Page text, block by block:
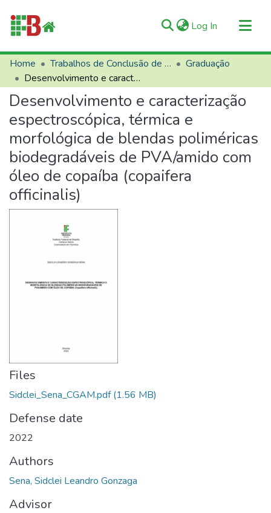
Log In (current)
Communities & Collections
All of RIIFB
Manuals and Terms
Statistics
About RIIFB
Help
Contacts
Home Trabalhos de Conclusão de Curso (TCCs)
Graduação
Desenvolvimento e caracterização espectroscópica, térmica e morfológica de blendas poliméricas biodegradáveis de PVA/amido com óleo de copaíba (copaifera officinalis)
Desenvolvimento e caracterização
espectroscópica, térmica e
morfológica de blendas poliméricas
biodegradáveis de PVA/amido com
óleo de copaíba (copaifera
officinalis)
Files
Sidclei_Sena_CGAM.pdf(1.56 MB)
Defense date
2022
Authors
Sena, Sidclei Leandro Gonzaga
Advisor